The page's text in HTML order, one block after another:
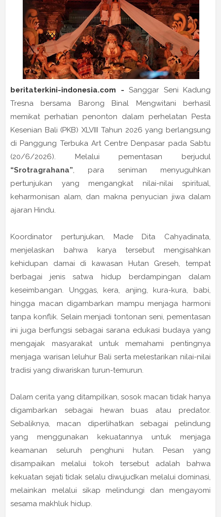
beritaterkini-indonesia.com - Sanggar Seni Kadung
Tresna bersama Barong Binal Mengwitani berhasil
memikat perhatian penonton dalam perhelatan Pesta
Kesenian Bali (PKB) XLVIII Tahun 2026 yang berlangsung
di Panggung Terbuka Art Centre Denpasar pada Sabtu
(20/6/2026). Melalui pementasan berjudul
“Srotragrahana”, para seniman menyuguhkan
pertunjukan yang mengangkat nilai-nilai spiritual,
keharmonisan alam, dan makna penyucian jiwa dalam
ajaran Hindu.
Koordinator pertunjukan, Made Dita Cahyadinata,
menjelaskan bahwa karya tersebut mengisahkan
kehidupan damai di kawasan Hutan Greseh, tempat
berbagai jenis satwa hidup berdampingan dalam
keseimbangan. Unggas, kera, anjing, kura-kura, babi,
hingga macan digambarkan mampu menjaga harmoni
tanpa konflik. Selain menjadi tontonan seni, pementasan
ini juga berfungsi sebagai sarana edukasi budaya yang
mengajak masyarakat untuk memahami pentingnya
menjaga warisan leluhur Bali serta melestarikan nilai-nilai
tradisi yang diwariskan turun-temurun.
Dalam cerita yang ditampilkan, sosok macan tidak hanya
digambarkan sebagai hewan buas atau predator.
Sebaliknya, macan diperlihatkan sebagai pelindung
yang menggunakan kekuatannya untuk menjaga
keamanan seluruh penghuni hutan. Pesan yang
disampaikan melalui tokoh tersebut adalah bahwa
kekuatan sejati tidak selalu diwujudkan melalui dominasi,
melainkan melalui sikap melindungi dan mengayomi
sesama makhluk hidup.